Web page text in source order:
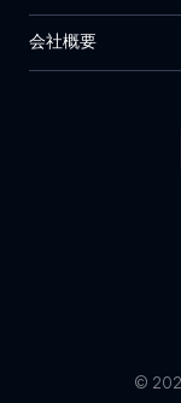
会社概要
©